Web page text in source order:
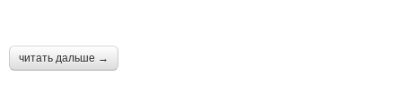
читать дальше →